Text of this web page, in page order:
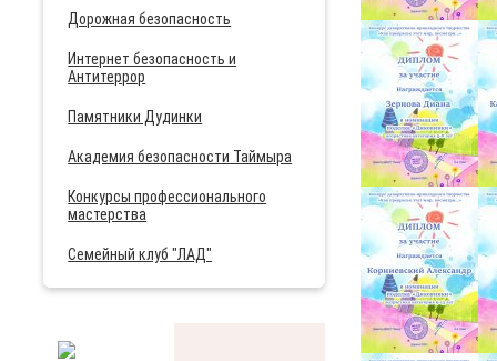
Дорожная безопасность
Интернет безопасность и
Антитеррор
Памятники Дудинки
Академия безопасности Таймыра
Конкурсы профессионального
мастерства
Семейный клуб "ЛАД"